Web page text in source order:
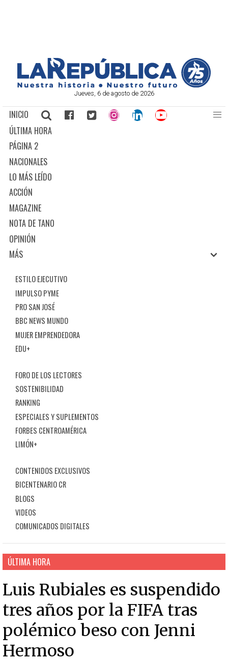
Jueves, 6 de agosto de 2026
INICIO
ÚLTIMA HORA
PÁGINA 2
NACIONALES
LO MÁS LEÍDO
ACCIÓN
MAGAZINE
NOTA DE TANO
OPINIÓN
MÁS
ESTILO EJECUTIVO
IMPULSO PYME
PRO SAN JOSÉ
BBC NEWS MUNDO
MUJER EMPRENDEDORA
EDU+
FORO DE LOS LECTORES
SOSTENIBILIDAD
RANKING
ESPECIALES Y SUPLEMENTOS
FORBES CENTROAMÉRICA
LIMÓN+
CONTENIDOS EXCLUSIVOS
BICENTENARIO CR
BLOGS
VIDEOS
COMUNICADOS DIGITALES
ÚLTIMA HORA
Luis Rubiales es suspendido
tres años por la FIFA tras
polémico beso con Jenni
Hermoso